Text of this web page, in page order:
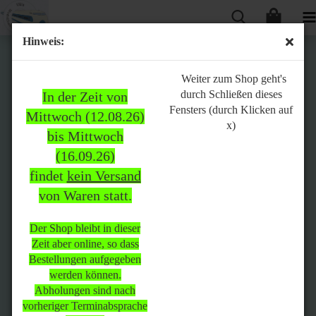
Hinweis:
In der Zeit von
Mittwoch (12.08.26)
bis Mittwoch
(16.09.26)
findet kein Versand
von Waren statt.
Der Shop bleibt in dieser
Zeit aber online, so dass
Bestellungen aufgegeben
werden können.
Abholungen sind nach
vorheriger Terminabsprache
Weiter zum Shop geht's
durch Schließen dieses
Fensters (durch Klicken auf
x)
Bitte
beachten:
In der Zeit von Mittwoch
(12.08.26) bis Mittwoch
(16.09.26)
statt.
Der Shop bleibt in dieser Zeit
aber online, so dass
Bestellungen aufgegeben
werden können.